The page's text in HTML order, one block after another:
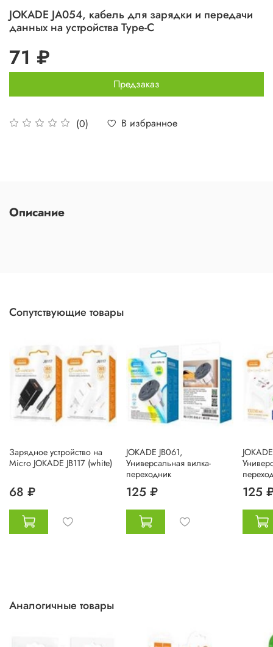
JOKADE JA054, кабель для зарядки и передачи
данных на устройства Type-C
(0) В избранное
71 ₽
Предзаказ
Описание
Сопутствующие товары
Зарядное устройство на
Micro JOKADE JB117 (white)
68 ₽
JOKADE JB061,
Универсальная вилка-
переходник
125 ₽ 125
Аналогичные товары